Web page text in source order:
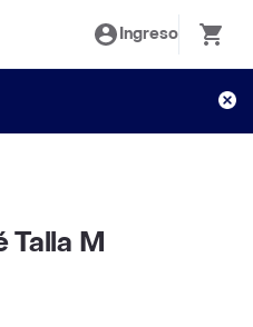
Ingreso
M